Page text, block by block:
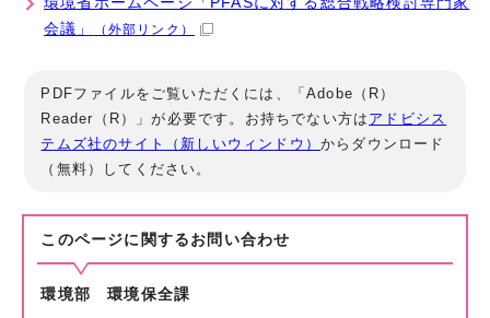
会議」
（外部リンク）
PDFファイルをご覧いただくには、「Adobe（R）
Reader（R）」が必要です。お持ちでない方は アドビシス
テムズ社のサイト（新しいウィンドウ）からダウンロード
（無料）してください。
このページに関する お問い合わせ
環境部 環境保全課